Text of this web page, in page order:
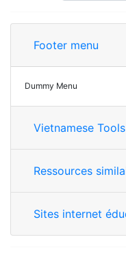
Footer menu
Dummy Menu
Vietnamese Tools
Ressources
Sites internet